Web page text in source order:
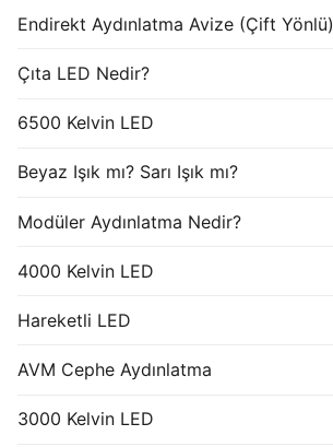
Endirekt Aydınlatma Avize (Çift Yönlü)
Çıta LED Nedir?
6500 Kelvin LED
Beyaz Işık mı? Sarı Işık mı?
Modüler Aydınlatma Nedir?
4000 Kelvin LED
Hareketli LED
AVM Cephe Aydınlatma
3000 Kelvin LED